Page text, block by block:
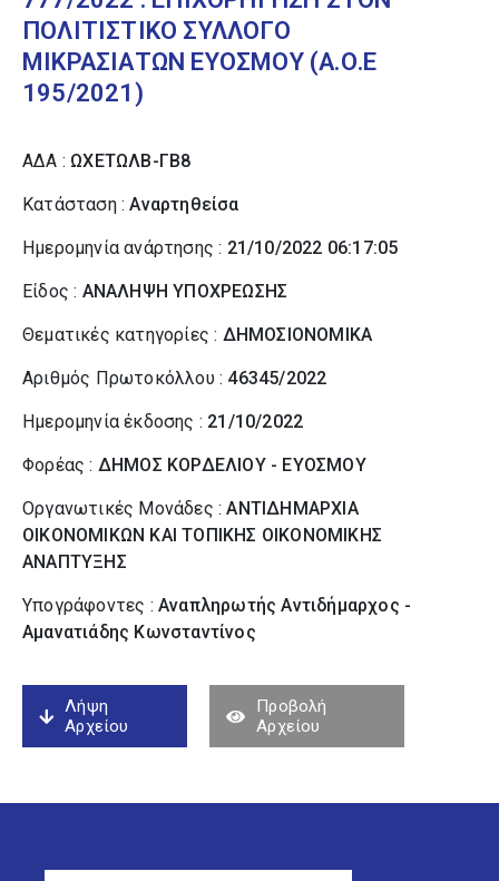
ΠΟΛΙΤΙΣΤΙΚΟ ΣΥΛΛΟΓΟ
ΜΙΚΡΑΣΙΑΤΩΝ ΕΥΟΣΜΟΥ (Α.Ο.Ε
195/2021)
ΑΔΑ : ΩΧΕΤΩΛΒ-ΓΒ8
Κατάσταση :Αναρτηθείσα
Ημερομηνία ανάρτησης : 21/10/2022 06:17:05
Είδος : ΑΝΑΛΗΨΗ ΥΠΟΧΡΕΩΣΗΣ
Θεματικές κατηγορίες : ΔΗΜΟΣΙΟΝΟΜΙΚΑ
Αριθμός Πρωτοκόλλου : 46345/2022
Ημερομηνία έκδοσης : 21/10/2022
Φορέας : ΔΗΜΟΣ ΚΟΡΔΕΛΙΟΥ - ΕΥΟΣΜΟΥ
Οργανωτικές Μονάδες :ΑΝΤΙΔΗΜΑΡΧΙΑ
ΟΙΚΟΝΟΜΙΚΩΝ ΚΑΙ ΤΟΠΙΚΗΣ ΟΙΚΟΝΟΜΙΚΗΣ
ΑΝΑΠΤΥΞΗΣ
Υπογράφοντες : Αναπληρωτής Αντιδήμαρχος -
Αμανατιάδης Κωνσταντίνος
Λήψη
Αρχείου
Προβολή
Αρχείου